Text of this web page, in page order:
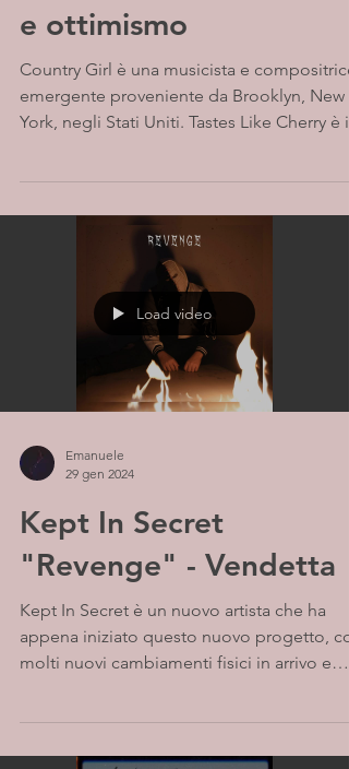
e ottimismo
Country Girl è una musicista e compositrice
emergente proveniente da Brooklyn, New
York, negli Stati Uniti. Tastes Like Cherry è il
Load video
Emanuele
29 gen 2024
Kept In Secret
"Revenge" - Vendetta
Kept In Secret è un nuovo artista che ha
appena iniziato questo nuovo progetto,
molti nuovi cambiamenti fisici in arrivo e